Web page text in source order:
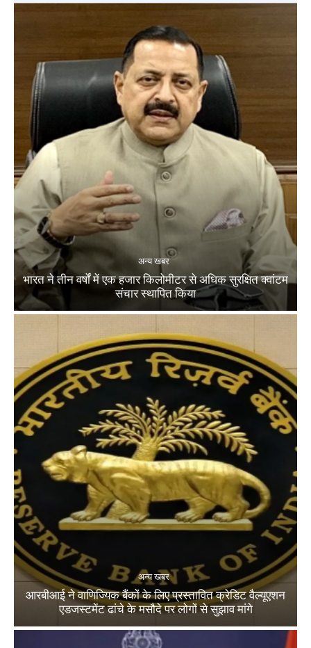
अन्य खबर
भारत ने तीन वर्षों में एक हजार किलोमीटर से अधिक सुरक्षित क्वांटम
संचार स्थापित किया
अन्य खबर
आरबीआई ने वाणिज्यिक बैंकों के लिए प्रस्तावित क्रेडिट वैल्यूएशन
एडजस्टमेंट ढांचे के मसौदे पर लोगों से सुझाव मांगे